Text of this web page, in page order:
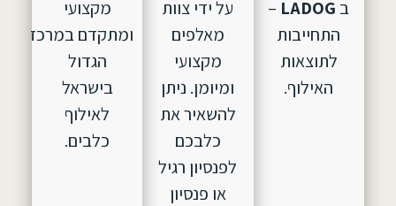
ב LADOG
–
התחייבות
לתוצאות
האילוף.
על ידי צוות
מאלפים
מקצועי
ומיומן. ניתן
להשאיר את
כלבכם
לפנסיון רגיל
או פנסיון
מקצועי
ומתקדם במרכז
הגדול
בישראל
לאילוף
כלבים.